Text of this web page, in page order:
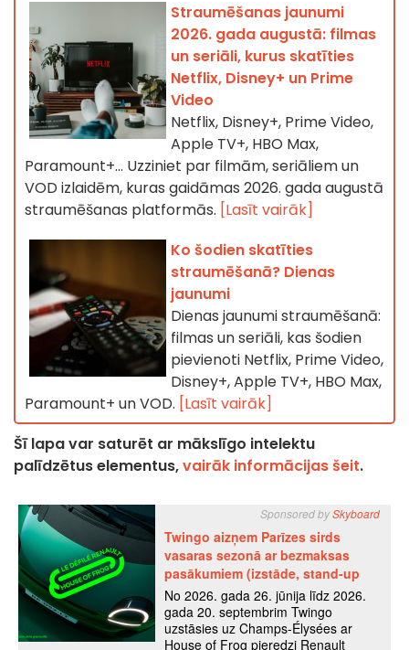
Straumēšanas jaunumi
2026. gada augustā: filmas
un seriāli, kurus skatīties
Netflix, Disney+ un Prime
Video
Netflix, Disney+, Prime Video,
Apple TV+, HBO Max,
Paramount+… Uzziniet par filmām, seriāliem un
VOD izlaidēm, kuras gaidāmas 2026. gada augustā
straumēšanas platformās. [Lasīt vairāk]
Ko šodien skatīties
straumēšanā? Dienas
jaunumi
Dienas jaunumi straumēšanā:
filmas un seriāli, kas šodien
pievienoti Netflix, Prime Video,
Disney+, Apple TV+, HBO Max,
Paramount+ un VOD. [Lasīt vairāk]
Šī lapa var saturēt ar mākslīgo intelektu
palīdzētus elementus,vairāk informācijas šeit.